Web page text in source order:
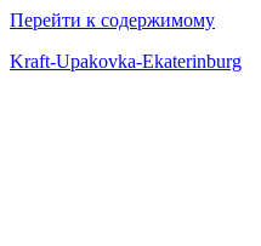
Перейти к содержимому
Kraft-Upakovka-Ekaterinburg